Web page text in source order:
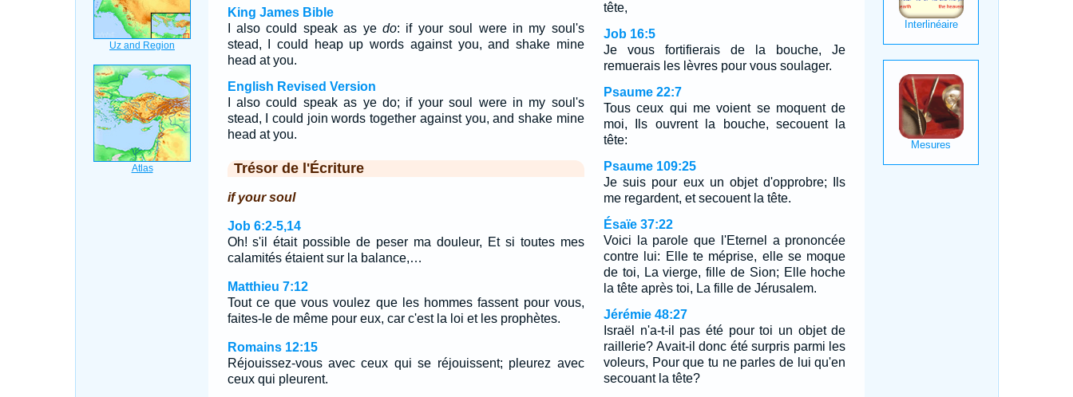
King James Bible
I also could speak as ye do: if your soul were in my soul's
stead, I could heap up words against you, and shake mine
head at you.
English Revised Version
I also could speak as ye do; if your soul were in my soul's
stead, I could join words together against you, and shake mine
head at you.
Trésor de l'Écriture
if your soul
Job 6:2-5,14
Oh! s'il était possible de peser ma douleur, Et si toutes mes
calamités étaient sur la balance,…
Matthieu 7:12
Tout ce que vous voulez que les hommes fassent pour vous,
faites-le de même pour eux, car c'est la loi et les prophètes.
Romains 12:15
Réjouissez-vous avec ceux qui se réjouissent; pleurez avec
ceux qui pleurent.
tête,
Job 16:5
Je vous fortifierais de la bouche, Je
remuerais les lèvres pour vous soulager.
Psaume 22:7
Tous ceux qui me voient se moquent de
moi, Ils ouvrent la bouche, secouent la
tête:
Psaume 109:25
Je suis pour eux un objet d'opprobre; Ils
me regardent, et secouent la tête.
Ésaïe 37:22
Voici la parole que l'Eternel a prononcée
contre lui: Elle te méprise, elle se moque
de toi, La vierge, fille de Sion; Elle hoche
la tête après toi, La fille de Jérusalem.
Jérémie 48:27
Israël n'a-t-il pas été pour toi un objet de
raillerie? Avait-il donc été surpris parmi les
voleurs, Pour que tu ne parles de lui qu'en
secouant la tête?